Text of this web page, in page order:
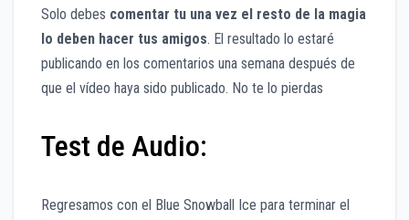
Solo debes comentar tu una vez el resto de la magia
lo deben hacer tus amigos. El resultado lo estaré
publicando en los comentarios una semana después de
que el vídeo haya sido publicado. No te lo pierdas
Test de Audio:
Regresamos con el Blue Snowball Ice para terminar el